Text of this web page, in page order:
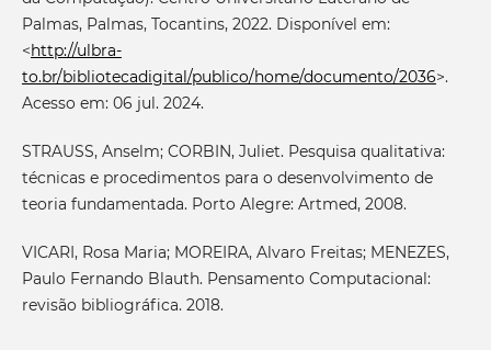
Palmas, Palmas, Tocantins, 2022. Disponível em:
<http://ulbra-
to.br/bibliotecadigital/publico/home/documento/2036>.
Acesso em: 06 jul. 2024.
STRAUSS, Anselm; CORBIN, Juliet. Pesquisa qualitativa:
técnicas e procedimentos para o desenvolvimento de
teoria fundamentada. Porto Alegre: Artmed, 2008.
VICARI, Rosa Maria; MOREIRA, Alvaro Freitas; MENEZES,
Paulo Fernando Blauth. Pensamento Computacional:
revisão bibliográfica. 2018.